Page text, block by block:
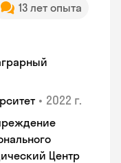
13 лет опыта
• 2022 г.
Центр